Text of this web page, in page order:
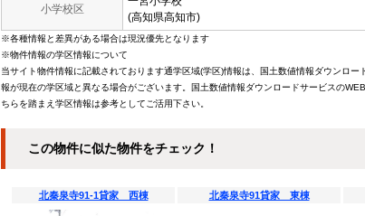
小学校区
(高知県高知市)
※各種情報と差異がある場合は現況優先となります
※物件情報の学区情報について
当サイト物件情報に記載されております通学区域(学区)情報は、国土数値情報ダウンロ
報が現在の学区域と異なる場合がございます。国土数値情報ダウンロードサービスの
ちらを踏まえ学区情報は参考としてご活用下さい。
この物件に似た物件をチェック！
北秦泉寺91-1貸家 西棟 北秦泉寺91貸家 東棟